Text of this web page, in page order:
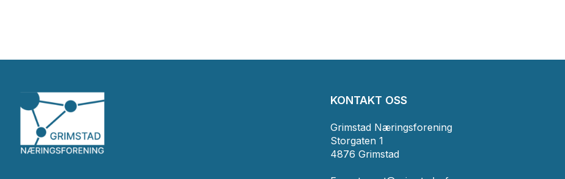
KONTAKT OSS
Grimstad Næringsforening
Storgaten 1
4876 Grimstad